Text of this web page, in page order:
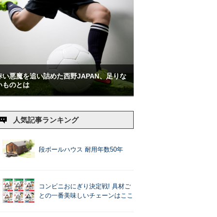
い悪魔を追い詰めた西野JAPAN、足りな
ものとは
人気記事ランキング
段ボールハウス 耐用年数50年
コンビニおにぎり決定戦! 具材ご
との一番美味しいチェーンはここ